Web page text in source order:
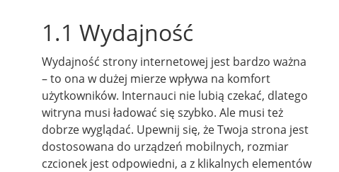
1.1 Wydajność
Wydajność strony internetowej jest bardzo ważna
– to ona w dużej mierze wpływa na komfort
użytkowników. Internauci nie lubią czekać, dlatego
witryna musi ładować się szybko. Ale musi też
dobrze wyglądać. Upewnij się, że Twoja strona jest
dostosowana do urządzeń mobilnych, rozmiar
czcionek jest odpowiedni, a z klikalnych elementów